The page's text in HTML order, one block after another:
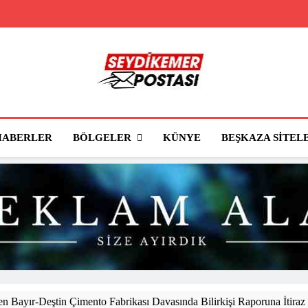
Seydikemer
BÖLGELER KÜNYE BEŞKAZA
Bayır-Deştin Çimento Fabrikası Davasında Bilirkişi Raporuna İtiraz